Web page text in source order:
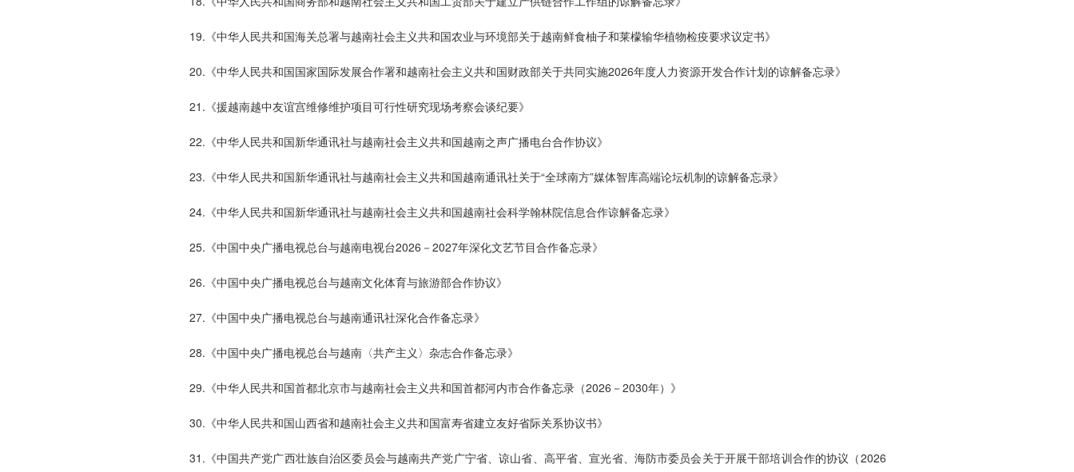
19.《中华人民共和国海关总署与越南社会主义共和国农业与环境部关于越南鲜食柚子和莱檬输华植物检疫要求议定书》
20.《中华人民共和国国家国际发展合作署和越南社会主义共和国财政部关于共同实施2026年度人力资源开发合作计划的谅解备忘录》
21.《援越南越中友谊宫维修维护项目可行性研究现场考察会谈纪要》
22.《中华人民共和国新华通讯社与越南社会主义共和国越南之声广播电台合作协议》
23.《中华人民共和国新华通讯社与越南社会主义共和国越南通讯社关于“全球南方”媒体智库高端论坛机制的谅解备忘录》
24.《中华人民共和国新华通讯社与越南社会主义共和国越南社会科学翰林院信息合作谅解备忘录》
25.《中国中央广播电视总台与越南电视台2026－2027年深化文艺节目合作备忘录》
26.《中国中央广播电视总台与越南文化体育与旅游部合作协议》
27.《中国中央广播电视总台与越南通讯社深化合作备忘录》
28.《中国中央广播电视总台与越南〈共产主义〉杂志合作备忘录》
29.《中华人民共和国首都北京市与越南社会主义共和国首都河内市合作备忘录（2026－2030年）》
30.《中华人民共和国山西省和越南社会主义共和国富寿省建立友好省际关系协议书》
31.《中国共产党广西壮族自治区委员会与越南共产党广宁省、谅山省、高平省、宣光省、海防市委员会关于开展干部培训合作的协议（2026